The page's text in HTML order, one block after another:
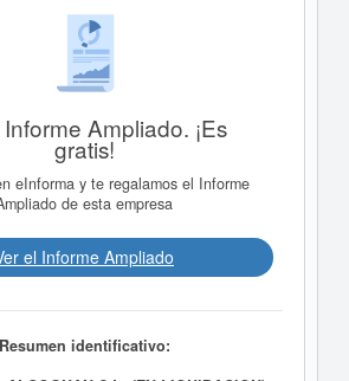
Ampliado. ¡Es
gratis!
eInforma y te regalamos el Informe
de esta empresa
el Informe Ampliado
Resumen identificativo: